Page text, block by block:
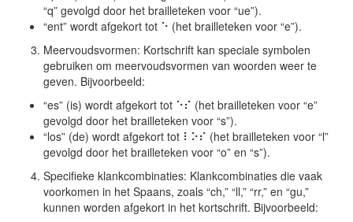
“q” gevolgd door het brailleteken voor “ue”).
“ent” wordt afgekort tot ⠑ (het brailleteken voor “e”).
Meervoudsvormen: Kortschrift kan speciale symbolen
gebruiken om meervoudsvormen van woorden weer te
geven. Bijvoorbeeld:
“es” (is) wordt afgekort tot ⠑⠎ (het brailleteken voor “e”
gevolgd door het brailleteken voor “s”).
“los” (de) wordt afgekort tot ⠇⠕⠎ (het brailleteken voor “l”
gevolgd door het brailleteken voor “o” en “s”).
Specifieke klankcombinaties: Klankcombinaties die vaak
voorkomen in het Spaans, zoals “ch,” “ll,” “rr,” en “gu,”
kunnen worden afgekort in het kortschrift. Bijvoorbeeld: